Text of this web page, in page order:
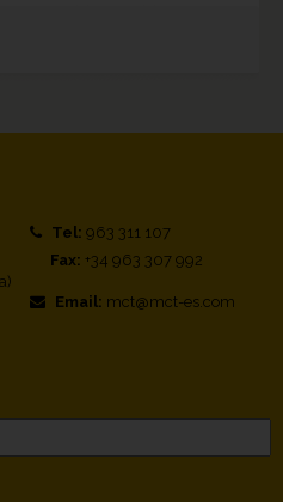
Tel: 963 311 107
Fax: +34 963 307 992
Email: mct@mct-es.com